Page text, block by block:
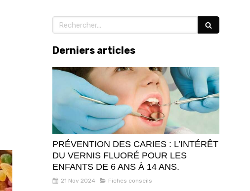
Rechercher
Derniers articles
PRÉVENTION DES CARIES : L’INTÉRÊT
DU VERNIS FLUORÉ POUR LES
ENFANTS DE 6 ANS À 14 ANS.
21 Nov 2024 Fiches conseils